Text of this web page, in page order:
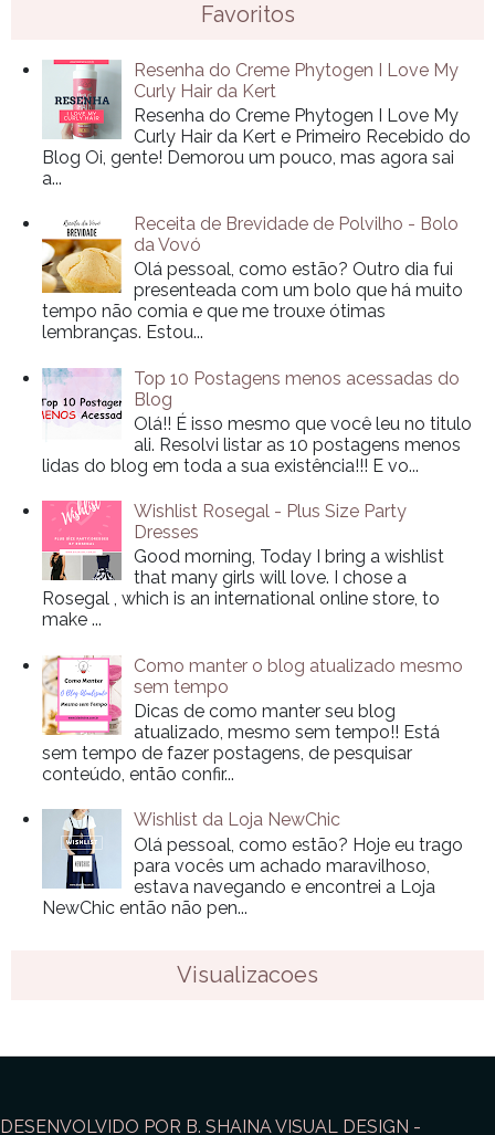
Favoritos
Resenha do Creme Phytogen I Love My
Curly Hair da Kert
Resenha do Creme Phytogen I Love My
Curly Hair da Kert e Primeiro Recebido do
Blog Oi, gente! Demorou um pouco, mas agora sai
a...
Receita de Brevidade de Polvilho - Bolo
da Vovó
Olá pessoal, como estão? Outro dia fui
presenteada com um bolo que há muito
tempo não comia e que me trouxe ótimas
lembranças. Estou...
Top 10 Postagens menos acessadas do
Blog
Olá!! É isso mesmo que você leu no titulo
ali. Resolvi listar as 10 postagens menos
lidas do blog em toda a sua existência!!! E vo...
Wishlist Rosegal - Plus Size Party
Dresses
Good morning, Today I bring a wishlist
that many girls will love. I chose a
Rosegal , which is an international online store, to
make ...
Como manter o blog atualizado mesmo
sem tempo
Dicas de como manter seu blog
atualizado, mesmo sem tempo!! Está
sem tempo de fazer postagens, de pesquisar
conteúdo, então confir...
Wishlist da Loja NewChic
Olá pessoal, como estão? Hoje eu trago
para vocês um achado maravilhoso,
estava navegando e encontrei a Loja
NewChic então não pen...
Visualizacoes
DESENVOLVIDO POR B. SHAINA VISUAL DESIGN -